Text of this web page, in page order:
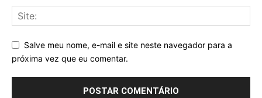
Salve meu nome, e-mail e site neste navegador para a
próxima vez que eu comentar.